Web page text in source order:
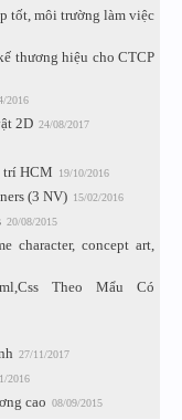
tốt, môi trường làm việc
thương hiệu cho CTCP
2016
2D 24/08/2017
trí HCM 19/10/2016
(3 NV) 15/02/2016
20/08/2015
character, concept art,
Theo Mẩu Có
27/11/2017
2016
cao 08/09/2015